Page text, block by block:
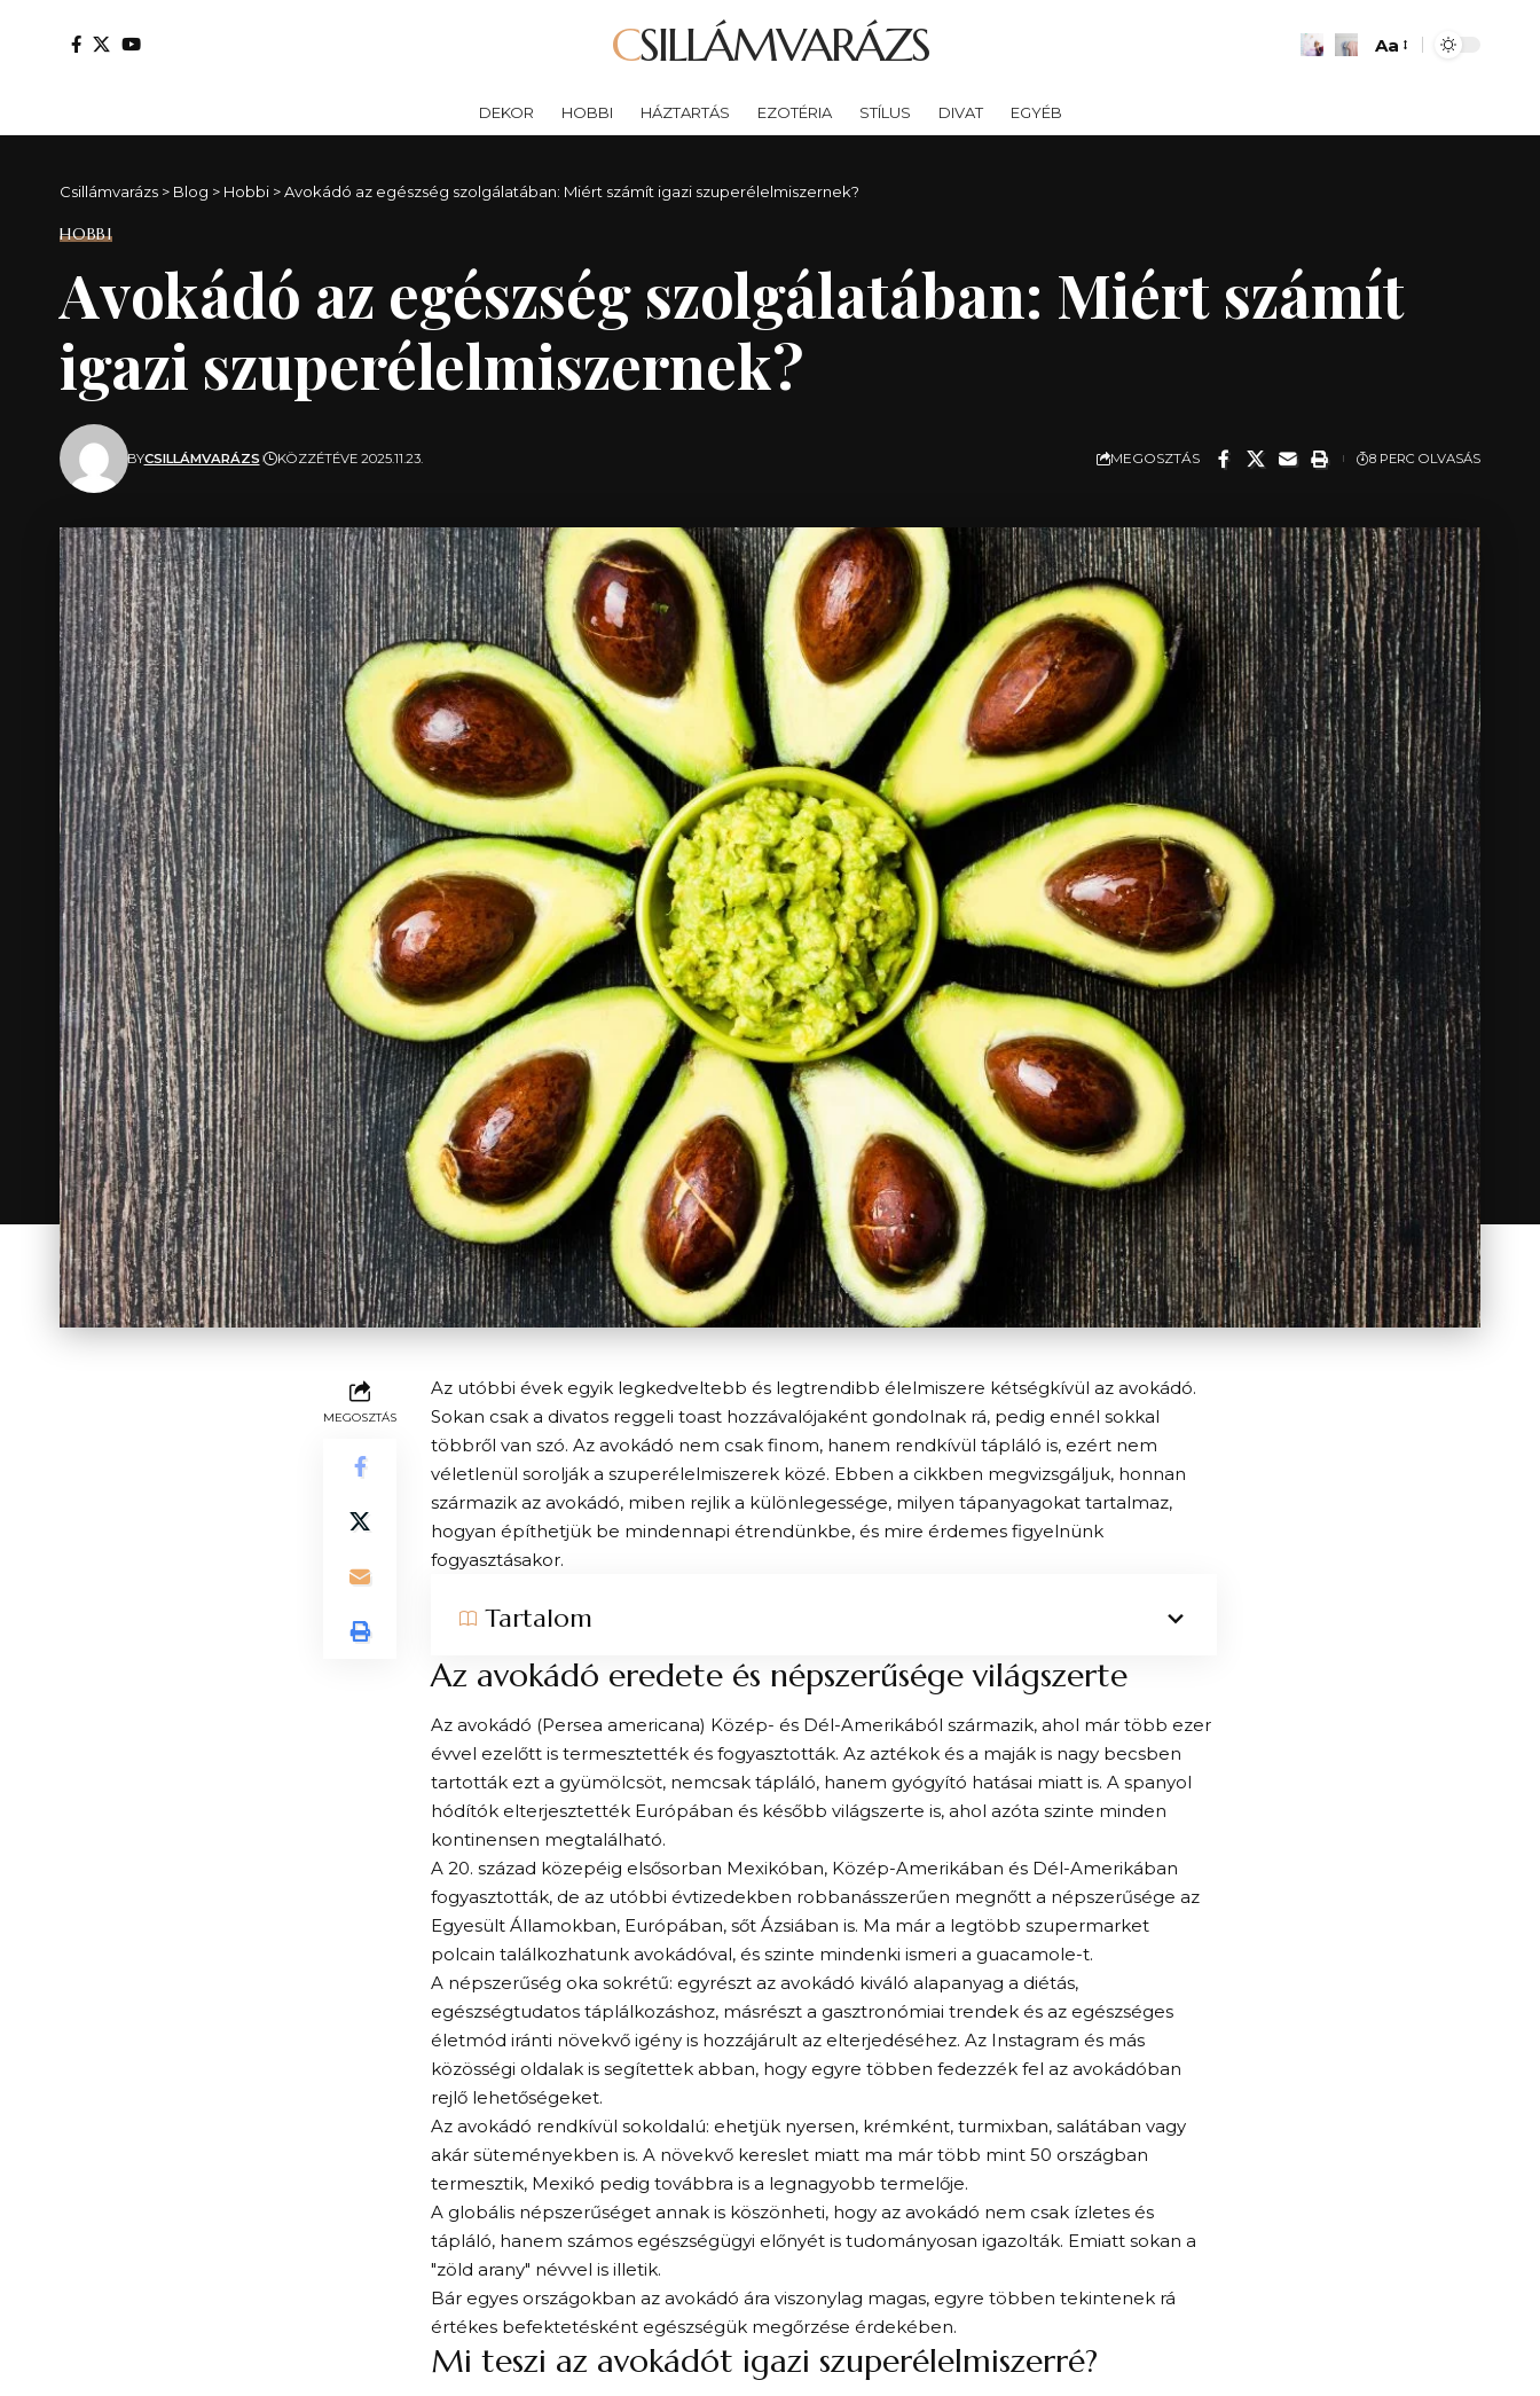
CSILLÁMVARÁZS
Font
Aa
DEKOR HOBBI HÁZTARTÁS EZOTÉRIA STÍLUS DIVAT EGYÉB
Csillámvarázs > Blog > Hobbi >Avokádó az egészség szolgálatában: Miért számít igazi szuperélelmiszernek?
HOBBI
Avokádó az egészség szolgálatában: Miért számít
igazi szuperélelmiszernek?
BYCSILLÁMVARÁZS KÖZZÉTÉVE 2025.11.23. MEGOSZTÁS 8 PERC OLVASÁS
MEGOSZTÁS
Az utóbbi évek egyik legkedveltebb és legtrendibb élelmiszere kétségkívül az avokádó.
Sokan csak a divatos reggeli toast hozzávalójaként gondolnak rá, pedig ennél sokkal
többről van szó. Az avokádó nem csak finom, hanem rendkívül tápláló is, ezért nem
véletlenül sorolják a szuperélelmiszerek közé. Ebben a cikkben megvizsgáljuk, honnan
származik az avokádó, miben rejlik a különlegessége, milyen tápanyagokat tartalmaz,
hogyan építhetjük be mindennapi étrendünkbe, és mire érdemes figyelnünk
fogyasztásakor.
Tartalom
Az avokádó eredete és népszerűsége világszerte
Az avokádó (Persea americana) Közép- és Dél-Amerikából származik, ahol már több ezer
évvel ezelőtt is termesztették és fogyasztották. Az aztékok és a maják is nagy becsben
tartották ezt a gyümölcsöt, nemcsak tápláló, hanem gyógyító hatásai miatt is. A spanyol
hódítók elterjesztették Európában és később világszerte is, ahol azóta szinte minden
kontinensen megtalálható.
A 20. század közepéig elsősorban Mexikóban, Közép-Amerikában és Dél-Amerikában
fogyasztották, de az utóbbi évtizedekben robbanásszerűen megnőtt a népszerűsége az
Egyesült Államokban, Európában, sőt Ázsiában is. Ma már a legtöbb szupermarket
polcain találkozhatunk avokádóval, és szinte mindenki ismeri a guacamole-t.
A népszerűség oka sokrétű: egyrészt az avokádó kiváló alapanyag a diétás,
egészségtudatos táplálkozáshoz, másrészt a gasztronómiai trendek és az egészséges
életmód iránti növekvő igény is hozzájárult az elterjedéséhez. Az Instagram és más
közösségi oldalak is segítettek abban, hogy egyre többen fedezzék fel az avokádóban
rejlő lehetőségeket.
Az avokádó rendkívül sokoldalú: ehetjük nyersen, krémként, turmixban, salátában vagy
akár süteményekben is. A növekvő kereslet miatt ma már több mint 50 országban
termesztik, Mexikó pedig továbbra is a legnagyobb termelője.
A globális népszerűséget annak is köszönheti, hogy az avokádó nem csak ízletes és
tápláló, hanem számos egészségügyi előnyét is tudományosan igazolták. Emiatt sokan a
"zöld arany" névvel is illetik.
Bár egyes országokban az avokádó ára viszonylag magas, egyre többen tekintenek rá
értékes befektetésként egészségük megőrzése érdekében.
Mi teszi az avokádót igazi szuperélelmiszerré?